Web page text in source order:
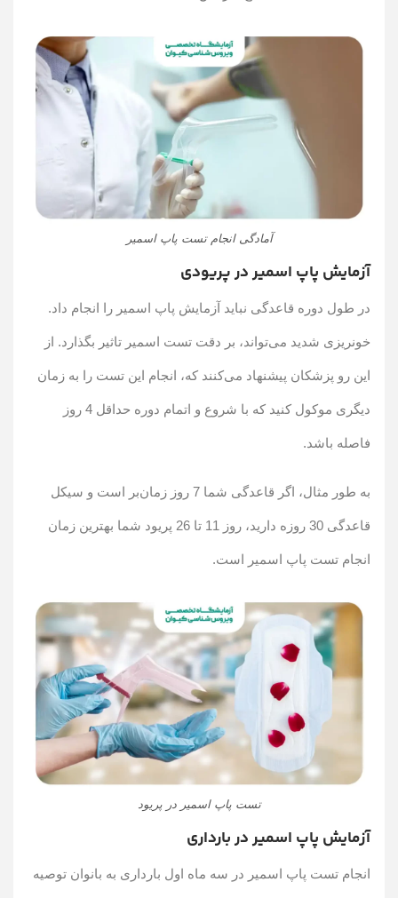
آمادگی انجام تست پاپ اسمیر
آزمایش پاپ اسمیر در پریودی
در طول دوره قاعدگی نباید آزمایش پاپ اسمیر را انجام داد.
خونریزی شدید می‌تواند، بر دقت تست اسمیر تاثیر بگذارد. از
این رو پزشکان پیشنهاد می‌کنند که، انجام این تست را به زمان
دیگری موکول کنید که با شروع و اتمام دوره حداقل 4 روز
فاصله باشد.
به طور مثال، اگر قاعدگی شما 7 روز زمان‌بر است و سیکل
قاعدگی 30 روزه دارید، روز 11 تا 26 پریود شما بهترین زمان
انجام تست پاپ اسمیر است.
تست پاپ اسمیر در پریود
آزمایش پاپ اسمیر در بارداری
انجام تست پاپ اسمیر در سه ماه اول بارداری به بانوان توصیه